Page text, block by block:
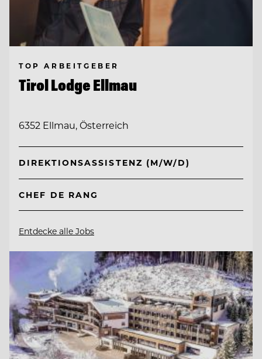
TOP ARBEITGEBER
Tirol Lodge Ellmau
6352 Ellmau, Österreich
DIREKTIONSASSISTENZ (M/W/D)
CHEF DE RANG
Entdecke alle Jobs